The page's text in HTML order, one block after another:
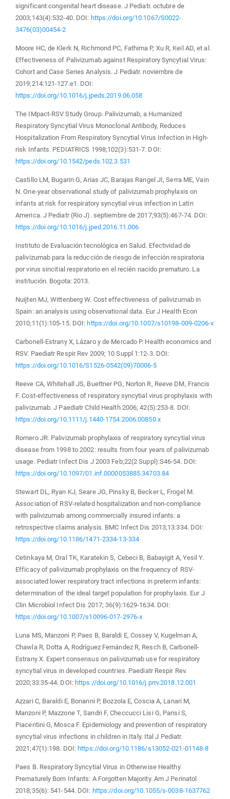
significant congenital heart disease. J Pediatr. octubre de
2003;143(4):532-40. DOI: https://doi.org/10.1067/S0022-
3476(03)00454-2
Moore HC, de Klerk N, Richmond PC, Fathima P, Xu R, Keil AD, et al.
Effectiveness of Palivizumab against Respiratory Syncytial Virus:
Cohort and Case Series Analysis. J Pediatr. noviembre de
2019;214:121-127.e1. DOI:
https://doi.org/10.1016/j.jpeds.2019.06.058
The IMpact-RSV Study Group. Palivizumab, a Humanized
Respiratory Syncytial Virus Monoclonal Antibody, Reduces
Hospitalization From Respiratory Syncytial Virus Infection in High-
risk Infants. PEDIATRICS 1998;102(3):531-7. DOI:
https://doi.org/10.1542/peds.102.3.531
Castillo LM, Bugarin G, Arias JC, Barajas Rangel JI, Serra ME, Vain
N. One-year observational study of palivizumab prophylaxis on
infants at risk for respiratory syncytial virus infection in Latin
America. J Pediatr (Rio J). septiembre de 2017;93(5):467-74. DOI:
https://doi.org/10.1016/j.jped.2016.11.006
Instituto de Evaluación tecnológica en Salud. Efectividad de
palivizumab para la reducción de riesgo de infección respiratoria
por virus sincitial respiratorio en el recién nacido prematuro. La
institución. Bogota: 2013.
Nuijten MJ, Wittenberg W. Cost effectiveness of palivizumab in
Spain: an analysis using observational data. Eur J Health Econ
2010;11(1):105-15. DOI: https://doi.org/10.1007/s10198-009-0206-x
Carbonell-Estrany X, Lázaro y de Mercado P. Health economics and
RSV. Paediatr Respir Rev 2009; 10 Suppl 1:12-3. DOI:
https://doi.org/10.1016/S1526-0542(09)70006-5
Reeve CA, Whitehall JS, Buettner PG, Norton R, Reeve DM, Francis
F. Cost-effectiveness of respiratory syncytial virus prophylaxis with
palivizumab. J Paediatr Child Health 2006; 42(5):253-8. DOI:
https://doi.org/10.1111/j.1440-1754.2006.00850.x
Romero JR. Palivizumab prophylaxis of respiratory syncytial virus
disease from 1998 to 2002: results from four years of palivizumab
usage. Pediatr Infect Dis J 2003 Feb;22(2 Suppl):S46-54. DOI:
https://doi.org/10.1097/01.inf.0000053885.34703.84
Stewart DL, Ryan KJ, Seare JG, Pinsky B, Becker L, Frogel M.
Association of RSV-related hospitalization and non-compliance
with palivizumab among commercially insured infants: a
retrospective claims analysis. BMC Infect Dis 2013;13:334. DOI:
https://doi.org/10.1186/1471-2334-13-334
Cetinkaya M, Oral TK, Karatekin S, Cebeci B, Babayigit A, Yesil Y.
Efficacy of palivizumab prophylaxis on the frequency of RSV-
associated lower respiratory tract infections in preterm infants:
determination of the ideal target population for prophylaxis. Eur J
Clin Microbiol Infect Dis 2017; 36(9):1629-1634. DOI:
https://doi.org/10.1007/s10096-017-2976-x
Luna MS, Manzoni P, Paes B, Baraldi E, Cossey V, Kugelman A,
Chawla R, Dotta A, Rodríguez Fernández R, Resch B, Carbonell-
Estrany X. Expert consensus on palivizumab use for respiratory
syncytial virus in developed countries. Paediatr Respir Rev.
2020;33:35-44. DOI: https://doi.org/10.1016/j.prrv.2018.12.001
Azzari C, Baraldi E, Bonanni P, Bozzola E, Coscia A, Lanari M,
Manzoni P, Mazzone T, Sandri F, Checcucci Lisi G, Parisi S,
Piacentini G, Mosca F. Epidemiology and prevention of respiratory
syncytial virus infections in children in Italy. Ital J Pediatr.
2021;47(1):198. DOI: https://doi.org/10.1186/s13052-021-01148-8
Paes B. Respiratory Syncytial Virus in Otherwise Healthy
Prematurely Born Infants: A Forgotten Majority. Am J Perinatol
2018;35(6): 541-544. DOI: https://doi.org/10.1055/s-0038-1637762